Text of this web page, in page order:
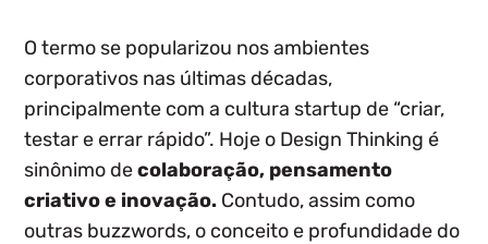
O termo se popularizou nos ambientes
corporativos nas últimas décadas,
principalmente com a cultura startup de “criar,
testar e errar rápido”. Hoje o Design Thinking é
sinônimo decolaboração, pensamento
criativo e inovação. Contudo, assim como
outras buzzwords, o conceito e profundidade do